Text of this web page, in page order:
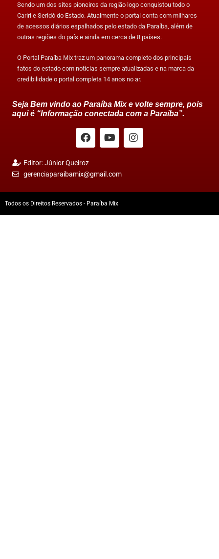
Sendo um dos sites pioneiros da região logo conquistou todo o
Cariri e Seridó do Estado. Atualmente o portal conta com milhares
de acessos diários espalhados pelo estado da Paraíba, além de
outras regiões do país e ainda em cerca de 8 países.
O Portal Paraíba Mix traz um panorama completo dos principais
fatos do estado com notícias sempre atualizadas e na marca da
credibilidade o portal completa 14 anos no ar.
Seja Bem vindo ao Paraíba Mix e volte sempre, pois
aqui é “Informação conectada com a Paraíba”.
Editor: Júnior Queiroz
gerenciaparaibamix@gmail.com
Todos os Direitos Reservados - Paraíba Mix